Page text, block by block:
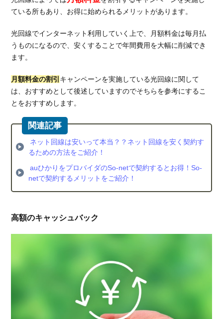
ている所もあり、お得に始められるメリットがあります。
光回線でインターネット利用していく上で、月額料金は毎月払
うものになるので、安くすることで年間費用を大幅に削減でき
ます。
月額料金の割引 キャンペーンを実施している光回線に関して
は、おすすめとして後述していますのでそちらを参考にするこ
とをおすすめします。
ネット回線は安いって本当？？ネット回線を安く契約す
るための方法をご紹介！
auひかりをプロバイダのSo-netで契約するとお得！So-
netで契約するメリットをご紹介！
高額のキャッシュバック